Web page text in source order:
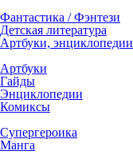
Фантастика / Фэнтези
Детская литература
Артбуки, энциклопедии
Артбуки
Гайды
Энциклопедии
Комиксы
Супергероика
Манга